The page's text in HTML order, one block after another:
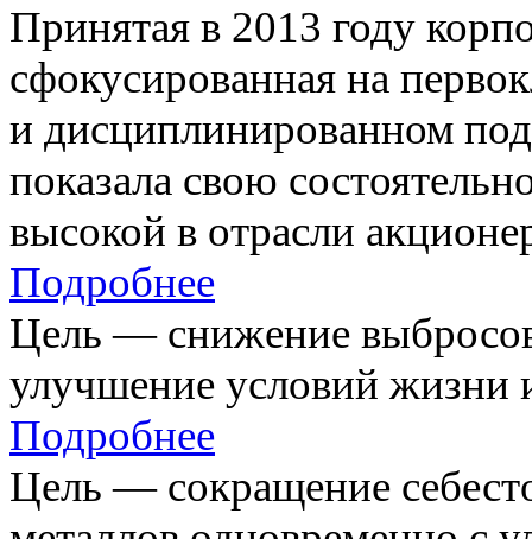
Принятая в 2013 году
сфокусированная на
и дисциплинированном
показала свою
высокой в отрасли
Подробнее
Цель — снижение
улучшение условий жизни
Подробнее
Цель — сокращение